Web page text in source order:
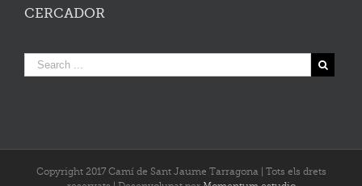
CERCADOR
Copyright 2017 Camí de Sant Jaume Tarragona | Tots els drets